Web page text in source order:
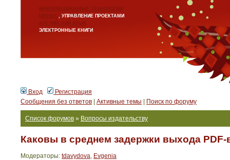
ИНФОРМАЦИОННЫЕ ТЕХНОЛОГИИ
БИЗНЕС, УПРАВЛЕНИЕ ПРОЕКТАМИ
АНГЛИЙСКИЙ ЯЗЫК
ЭЛЕКТРОННЫЕ КНИГИ
Вход
Регистрация
Сообщения без ответов
Активные темы Поиск по форуму
Список форумов » Вопросы издательству
Каковы в среднем задержки выхода PDF-
Модераторы: tdavydova, Evgenia